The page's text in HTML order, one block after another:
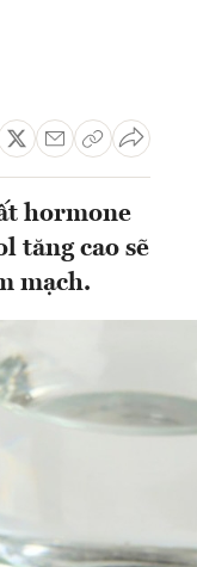
hormone
tăng cao sẽ
mạch.